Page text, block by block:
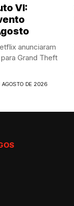
VI:
anunciaram
Grand Theft
AGOSTO DE 2026